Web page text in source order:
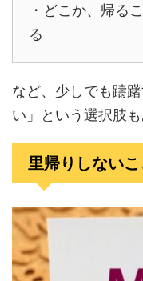
・どこか、帰る
る
など、少しでも躊
い」という選択肢
里帰りしない